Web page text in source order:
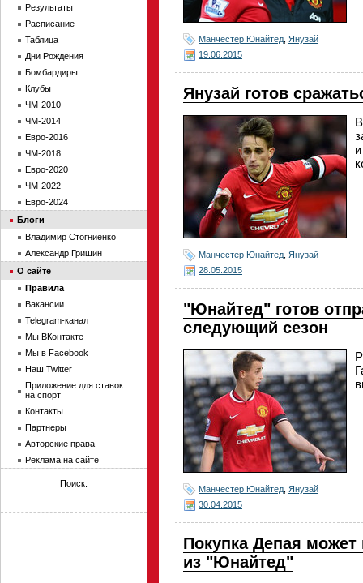
Манчестер Юнайтед Янузай
19.06.2015
Янузай готов
Манчестер Юнайтед Янузай
28.05.2015
"Юнайтед" готов
следующий сезон
Манчестер Юнайтед Янузай
30.04.2015
Покупка Депая может
из "Юнайтед"
Результаты
Расписание
Таблица
Дни Рождения
Бомбардиры
Клубы
ЧМ-2010
ЧМ-2014
Евро-2016
ЧМ-2018
Евро-2020
ЧМ-2022
Евро-2024
Блоги
Владимир Стогниенко
Александр Гришин
О сайте
Правила
Вакансии
Telegram-канал
Мы ВКонтакте
Мы в Facebook
Наш Twitter
Приложение для ставок
на спорт
Контакты
Партнеры
Авторские права
Реклама на сайте
Поиск: